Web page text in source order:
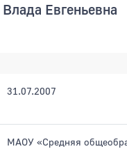
Евгеньевна
31.07.2007
МАОУ «Средняя